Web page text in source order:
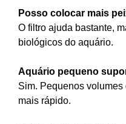
Posso colocar mais
O filtro ajuda bastante,
biológicos do aquário.
Aquário pequeno
Sim. Pequenos
mais rápido.